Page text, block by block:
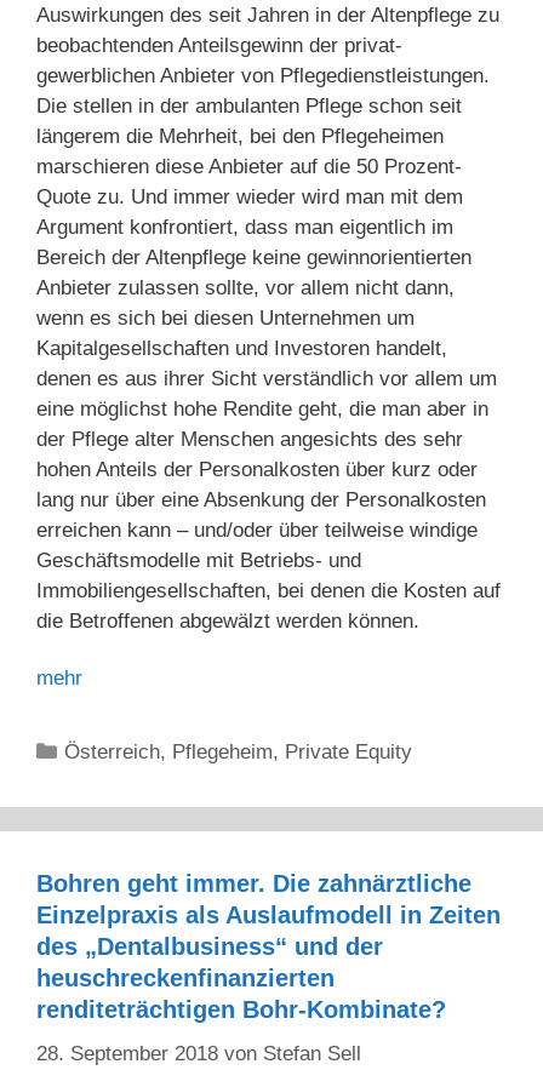
Auswirkungen des seit Jahren in der Altenpflege zu
beobachtenden Anteilsgewinn der privat-
gewerblichen Anbieter von Pflegedienstleistungen.
Die stellen in der ambulanten Pflege schon seit
längerem die Mehrheit, bei den Pflegeheimen
marschieren diese Anbieter auf die 50 Prozent-
Quote zu. Und immer wieder wird man mit dem
Argument konfrontiert, dass man eigentlich im
Bereich der Altenpflege keine gewinnorientierten
Anbieter zulassen sollte, vor allem nicht dann,
wenn es sich bei diesen Unternehmen um
Kapitalgesellschaften und Investoren handelt,
denen es aus ihrer Sicht verständlich vor allem um
eine möglichst hohe Rendite geht, die man aber in
der Pflege alter Menschen angesichts des sehr
hohen Anteils der Personalkosten über kurz oder
lang nur über eine Absenkung der Personalkosten
erreichen kann – und/oder über teilweise windige
Geschäftsmodelle mit Betriebs- und
Immobiliengesellschaften, bei denen die Kosten auf
die Betroffenen abgewälzt werden können.
mehr
Kategorien
Österreich, Pflegeheim, Private Equity
Bohren geht immer. Die zahnärztliche
Einzelpraxis als Auslaufmodell in Zeiten
des „Dentalbusiness“ und der
heuschreckenfinanzierten
renditeträchtigen Bohr-Kombinate?
28. September 2018 von Stefan Sell